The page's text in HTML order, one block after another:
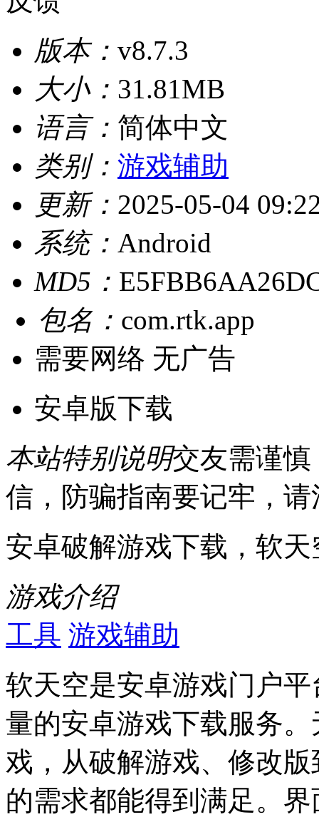
版本： v8.7.3
大小： 31.81MB
语言： 简体中文
类别： 游戏辅助
更新： 2025-05-04
系统： Android
MD5：
包名： com.rtk.app
需要网络 无广告
安卓版下载
本站特别说明交友需谨
信，防骗指南要记牢，
安卓破解游戏下载，软
游戏介绍
工具 游戏辅助
软天空是安卓游戏门户
量的安卓游戏下载服务
戏，从破解游戏、修改
的需求都能得到满足。